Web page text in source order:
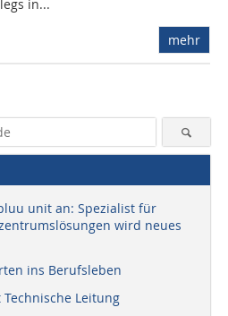
in...
mehr
unit an: Spezialist für
wird neues
ins Berufsleben
Leitung